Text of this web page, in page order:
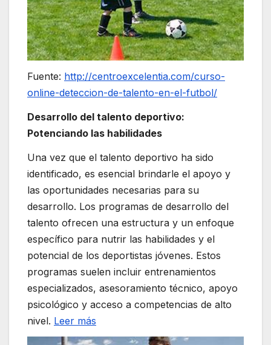
Fuente: http://centroexcelentia.com/curso-
online-deteccion-de-talento-en-el-futbol/
Desarrollo del talento deportivo:
Potenciando las habilidades
Una vez que el talento deportivo ha sido
identificado, es esencial brindarle el apoyo y
las oportunidades necesarias para su
desarrollo. Los programas de desarrollo del
talento ofrecen una estructura y un enfoque
específico para nutrir las habilidades y el
potencial de los deportistas jóvenes. Estos
programas suelen incluir entrenamientos
especializados, asesoramiento técnico, apoyo
psicológico y acceso a competencias de alto
nivel. Leer más